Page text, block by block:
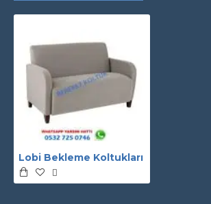
Lobi Bekleme Koltukları